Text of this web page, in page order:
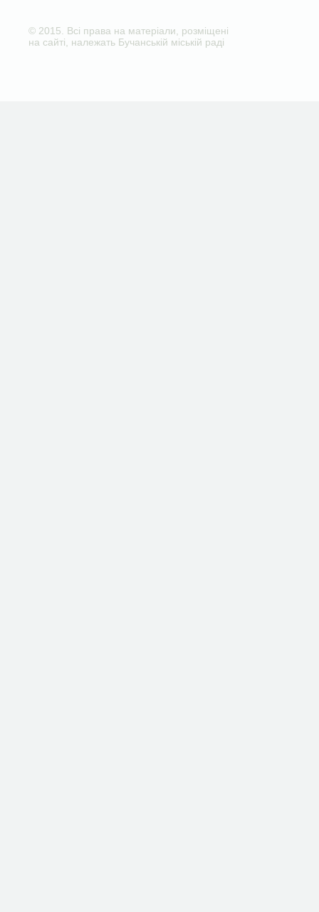
© 2015. Всі права на матеріали, розміщені
на сайті, належать Бучанській міській раді